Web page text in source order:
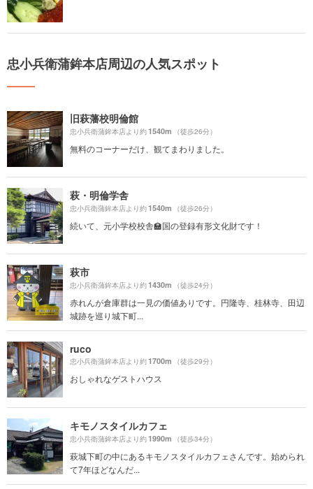
忠小兵衛蒲鉾本店周辺の人気スポット
旧萩藩校明倫館
忠小兵衛蒲鉾本店より約1540m （徒歩26分）
無料のコーナーだけ、観てまわりました。
萩・明倫学舎
忠小兵衛蒲鉾本店より約1540m （徒歩26分）
続いて、元小学校校舎🏫国の登録有形文化財です！
萩市
忠小兵衛蒲鉾本店より約1430m （徒歩24分）
赤れんが倉庫群は一見の価値ありです。円隆寺、桂林寺、田辺
城跡を巡り城下町...
ruco
忠小兵衛蒲鉾本店より約1700m （徒歩29分）
おしゃれなゲストハウス
キモノスタイルカフェ
忠小兵衛蒲鉾本店より約1990m （徒歩34分）
萩城下町の中にあるキモノスタイルカフェさんです。始められ
て7年ほどなんだ...